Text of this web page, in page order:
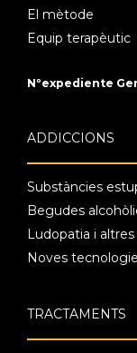
El mètode
Equip terapèutic
Nºexpediente
ADDICCIONS
Substàncies
Begudes
Ludopatia i altres
Noves
TRACTAMENTS